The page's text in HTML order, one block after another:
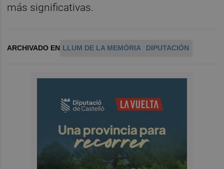
más significativas.
ARCHIVADO EN LLUM DE LA MEMÒRIA DIPUTACIÓN